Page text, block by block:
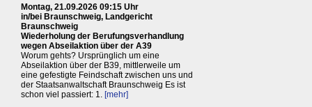
Montag, 21.09.2026 09:15 Uhr
in/bei Braunschweig, Landgericht
Braunschweig
Wiederholung der Berufungsverhandlung
wegen Abseilaktion über der A39
Worum gehts? Ursprünglich um eine
Abseilaktion über der B39, mittlerweile um
eine gefestigte Feindschaft zwischen uns und
der Staatsanwaltschaft Braunschweig Es ist
schon viel passiert: 1. [mehr]